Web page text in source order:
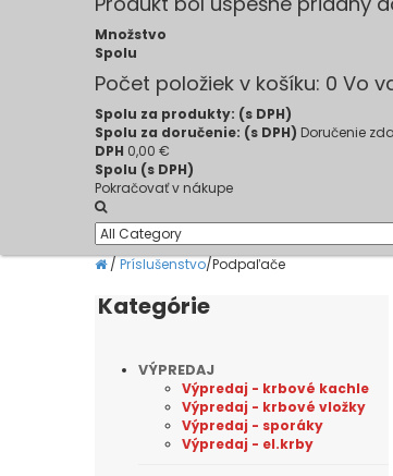
Množstvo
Spolu
Počet položiek v košíku: 0 Vo
Spolu za produkty: (s DPH)
Spolu za doručenie: (s DPH) Doručenie
DPH 0,00 €
Spolu (s DPH)
Pokračovať v nákupe
/ Príslušenstvo/Podpaľače
Kategórie
VÝPREDAJ
Výpredaj - krbové kachle
Výpredaj - krbové vložky
Výpredaj - sporáky
Výpredaj - el.krby